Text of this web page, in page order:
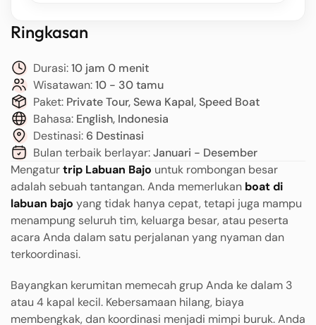
Ringkasan
Durasi:10 jam 0 menit
Wisatawan:10 - 30 tamu
Paket: Private Tour, Sewa Kapal, Speed Boat
Bahasa: English, Indonesia
Destinasi: 6 Destinasi
Bulan terbaik berlayar:Januari - Desember
Mengaturtrip Labuan Bajo untuk rombongan besar
adalah sebuah tantangan. Anda memerlukan boat di
labuan bajo yang tidak hanya cepat, tetapi juga mampu
menampung seluruh tim, keluarga besar, atau peserta
acara Anda dalam satu perjalanan yang nyaman dan
terkoordinasi.
Bayangkan kerumitan memecah grup Anda ke dalam 3
atau 4 kapal kecil. Kebersamaan hilang, biaya
membengkak, dan koordinasi menjadi mimpi buruk. Anda